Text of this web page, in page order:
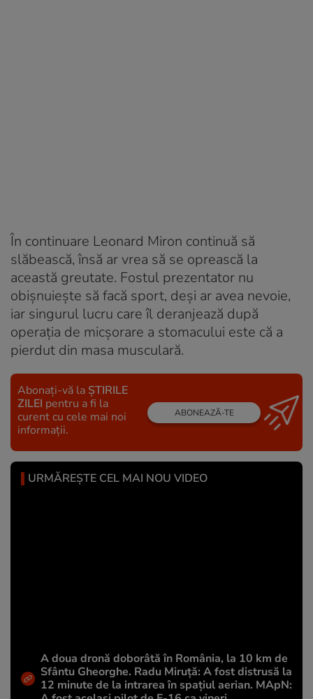
În continuare Leonard Miron continuă să
slăbească, însă ar vrea să se oprească la
această greutate. Fostul prezentator nu
obișnuiește să facă sport, deși ar avea nevoie,
iar singurul lucru care îl deranjează după
operația de micșorare a stomacului este că a
pierdut din masa musculară.
Abonați-vă la ȘTIRILE
ZILEI pentru a fi la
curent cu cele mai noi
informații.
ABONEAZĂ-TE
URMĂREȘTE CEL MAI NOU VIDEO
A doua dronă doborâtă în România, la 10 km de
Sfântu Gheorghe. Radu Miruță: A fost distrusă la
12 minute de la intrarea în spațiul aerian. MApN: